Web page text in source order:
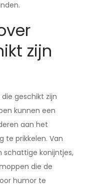
zijn
geschikt zijn
kunnen een
aan het
te prikkelen. Van
konijntjes,
die de
humor te